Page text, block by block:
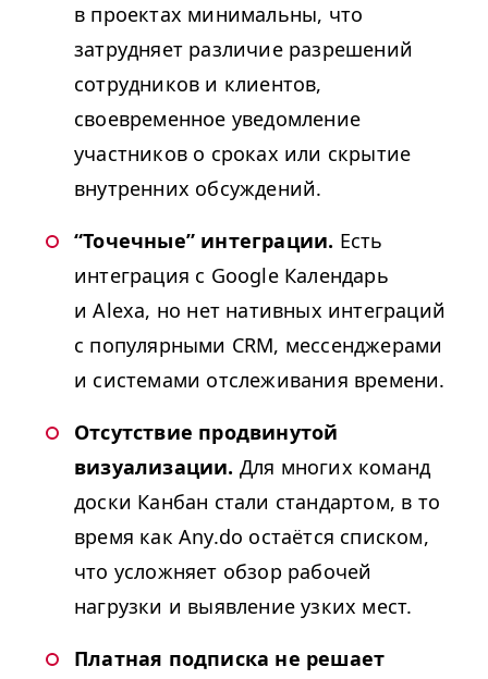
в проектах минимальны, что
затрудняет различие разрешений
сотрудников и клиентов,
своевременное уведомление
участников о сроках или скрытие
внутренних обсуждений.
“Точечные” интеграции. Есть
интеграция с Google Календарь
и Alexa, но нет нативных интеграций
с популярными CRM, мессенджерами
и системами отслеживания времени.
Отсутствие продвинутой
визуализации. Для многих команд
доски Канбан стали стандартом, в то
время как Any​.do остаётся списком,
что усложняет обзор рабочей
нагрузки и выявление узких мест.
Платная подписка не решает